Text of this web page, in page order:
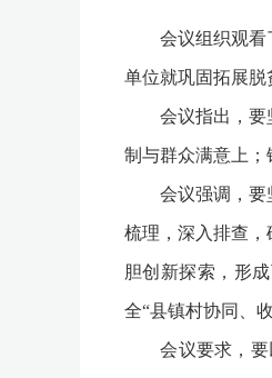
会议组织观看了
单位就巩固拓展脱
会议指出，要坚
制与群众满意上；
会议强调，要坚
梳理，深入排查
胆创新探索，形
全“县镇村协同、
会议要求，要以